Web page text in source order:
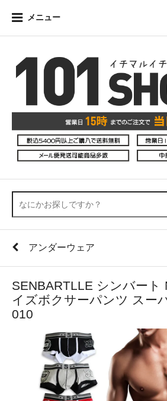
メニュー
アンダーウェア
SENBARTLLE シンバート
イズボクサーパンツ スー
010